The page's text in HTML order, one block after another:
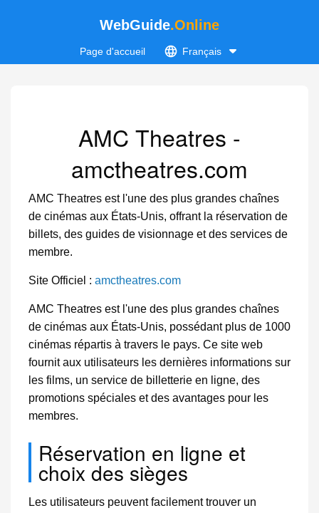
WebGuide.Online
Page d'accueil Français
AMC Theatres -
amctheatres.com
AMC Theatres est l'une des plus grandes chaînes
de cinémas aux États-Unis, offrant la réservation de
billets, des guides de visionnage et des services de
membre.
Site Officiel : amctheatres.com
AMC Theatres est l'une des plus grandes chaînes
de cinémas aux États-Unis, possédant plus de 1000
cinémas répartis à travers le pays. Ce site web
fournit aux utilisateurs les dernières informations sur
les films, un service de billetterie en ligne, des
promotions spéciales et des avantages pour les
membres.
Réservation en ligne et
choix des sièges
Les utilisateurs peuvent facilement trouver un